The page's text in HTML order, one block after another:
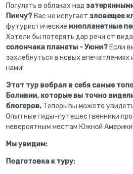
Погулять в облаках над
Пикчу? Вас не испугает зловещее
футуристические инопланетные
Хотели бы потерять дар речи от вида
солончака планеты - Уюни? Если
захлебнуться в новых впечатлениях
нами!
Этот тур вобрал в себя самые
Боливии, которые вы точно
блогеров. Теперь вы можете
Опытные гиды-путешественники
невероятным местам Южной Америки!
Мы увидим:
Подготовка к туру: